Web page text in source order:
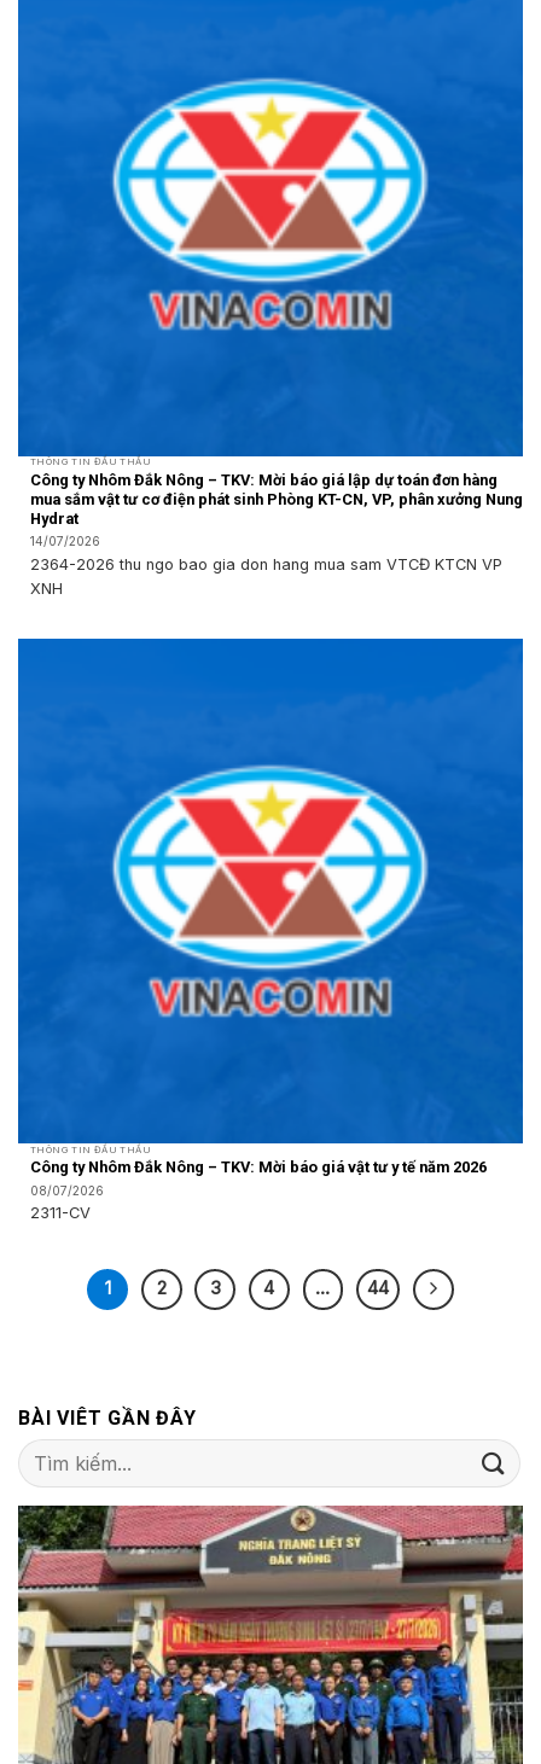
THÔNG TIN ĐẤU THẦU
Công ty Nhôm Đắk Nông – TKV: Mời báo giá lập dự toán đơn hàng
mua sắm vật tư cơ điện phát sinh Phòng KT-CN, VP, phân xưởng Nung
Hydrat
14/07/2026
2364-2026 thu ngo bao gia don hang mua sam VTCĐ KTCN VP
XNH
THÔNG TIN ĐẤU THẦU
Công ty Nhôm Đắk Nông – TKV: Mời báo giá vật tư y tế năm 2026
08/07/2026
2311-CV
1 2 3 4 … 44
BÀI VIÊT GẦN ĐÂY